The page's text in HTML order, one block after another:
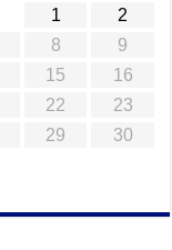
1
2
8
9
15
16
22
23
29
30